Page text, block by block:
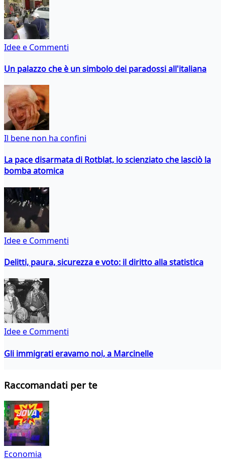
Idee e Commenti
Un palazzo che è un simbolo dei paradossi all'italiana
Il bene non ha confini
La pace disarmata di Rotblat, lo scienziato che lasciò la
bomba atomica
Idee e Commenti
Delitti, paura, sicurezza e voto: il diritto alla statistica
Idee e Commenti
Gli immigrati eravamo noi, a Marcinelle
Raccomandati per te
Economia